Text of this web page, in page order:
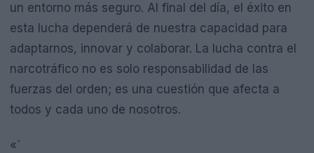
un entorno más seguro. Al final del día, el éxito en
esta lucha dependerá de nuestra capacidad para
adaptarnos, innovar y colaborar. La lucha contra el
narcotráfico no es solo responsabilidad de las
fuerzas del orden; es una cuestión que afecta a
todos y cada uno de nosotros.
«`